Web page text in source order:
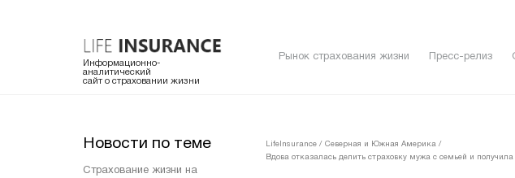
Информационно-
аналитический
сайт о страховании жизни
Рынок страхования жизни Пресс-релиз
Новости по теме
Страхование жизни на
LifeInsurance / Северная и Южная Америка /
Вдова отказалась делить страховку мужа с семьей и